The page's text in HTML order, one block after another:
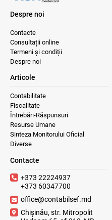
Despre noi
Contacte
Consultații online
Termeni și condiții
Despre noi
Articole
Contabilitate
Fiscalitate
Întrebări-Răspunsuri
Resurse Umane
Sinteza Monitorului Oficial
Diverse
Contacte
+373 22224937
+373 60347700
office@contabilsef.md
Chișinău, str. Mitropolit